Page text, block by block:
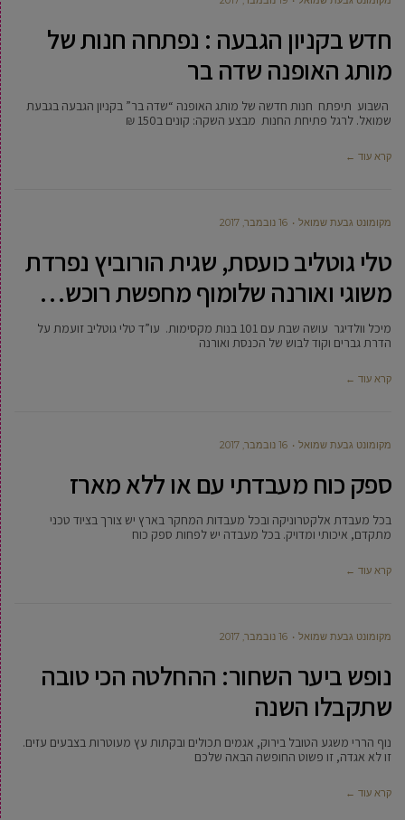
חדש בקניון הגבעה : נפתחה חנות של
מותג האופנה שדה בר
השבוע תיפתח חנות חדשה של מותג האופנה “שדה בר” בקניון הגבעה בגבעת
שמואל. לרגל פתיחת החנות מבצע השקה: קונים ב150 ₪
קרא עוד ←
מקומונט גבעת שמואל 16 נובמבר, 2017
טלי גוטליב כועסת, שגית הורוביץ נפרדת
משוגי ואורנה שלומוף מחפשת רוכש…
מיכל וולדיגר עושה שבת עם 101 בנות מקסימות. עו”ד טלי גוטליב זועמת על
הדרת גברים וקוד לבוש של הכנסת ואורנה
קרא עוד ←
מקומונט גבעת שמואל 16 נובמבר, 2017
ספק כוח מעבדתי עם או ללא מארז
בכל מעבדת אלקטרוניקה ובכל מעבדות המחקר בארץ יש צורך בציוד טכני
מתקדם, איכותי ומדויק. בכל מעבדה יש לפחות ספק כוח
קרא עוד ←
מקומונט גבעת שמואל 16 נובמבר, 2017
נופש ביער השחור: ההחלטה הכי טובה
שתקבלו השנה
נוף הררי משגע הטובל בירוק, אגמים תכולים ובקתות עץ מעוטרות בצבעים עזים.
זו לא אגדה, זו פשוט החופשה הבאה שלכם
קרא עוד ←